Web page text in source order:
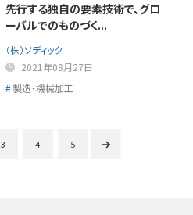
先行する独自の要素技術で、グロ
ーバルでのものづく...
（株）ソディック
2021年08月27日
製造・機械加工
3 4 5